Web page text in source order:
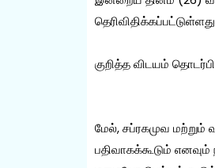
குறித்த விடயம்
மேல், சப்ரகமுவ
பதிவாகக்கூடும்